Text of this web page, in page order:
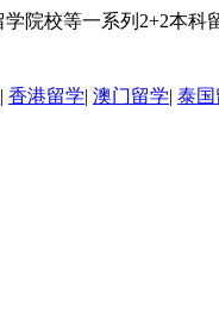
院校等一系列2+2本科
| 香港留学| 澳门留学| 泰国